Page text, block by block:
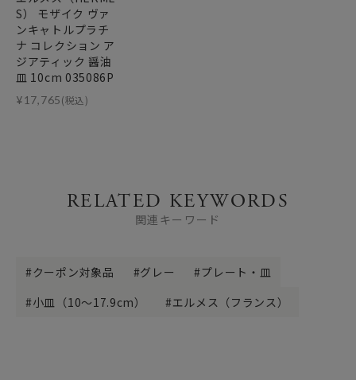
S） モザイク ヴァ
ンキャトルプラチ
ナ コレクション ア
ジアティック 醤油
皿 10cm 035086P
¥17,765(税込)
RELATED KEYWORDS
関連キーワード
クーポン対象品 グレー
プレート・皿
小皿（10～17.9cm）
エルメス（フランス）